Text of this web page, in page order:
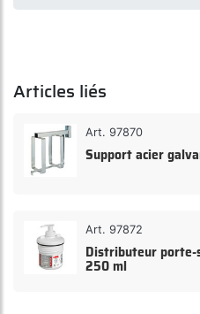
Articles liés
Art. 97870
Support acier
Art. 97872
Distributeur porte-
250 ml